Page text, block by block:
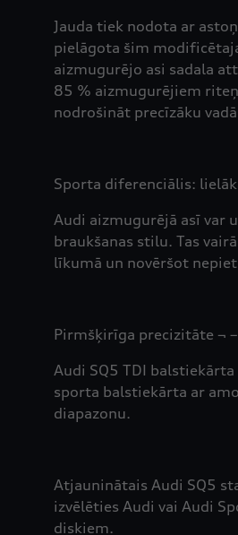
Jauda tiek nodota ar
pielāgota šim
aizmugurējo asi sadala
85 % aizmugurējiem
nodrošināt precīzāku
Sporta diferenciālis:
Audi aizmugurējā asī var
braukšanas stilu. Tas
līkumā un novēršot
Pirmšķirīga precizitāte ¬ –
Audi SQ5 TDI
sporta balstiekārta ar
diapazonu.
Atjauninātais Audi SQ5
izvēlēties Audi vai Audi
diskiem.